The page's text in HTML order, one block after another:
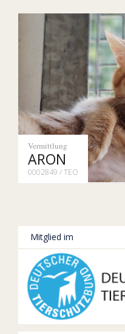
Vermittlung
ARON
0002849 / TEO
Mitglied im